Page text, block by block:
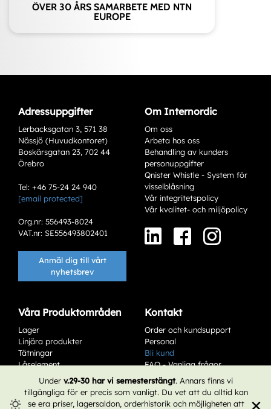
Under v.29-30 har vi semesterstängt. Annars finns vi
tillgängliga för er precis som vanligt. Du vet att du alltid kan
se era priser, lagersaldon, orderhistorik och möjligheten att
×
ÖVER 30 ÅRS SAMARBETE MED NTN
EUROPE
Varianter
Add to existing cart row
Add as new cart row
Adressuppgifter
Lerbacksgatan 3, 571 38
Nässjö (Huvudkontoret)
Boskärsgatan 23, 702 44
Örebro
Tel: +46 75-24 24 940
[email protected]
Org.nr: 556493-8024
VAT.nr: SE556493802401
Anmäl dig till vårt
nyhetsbrev
Om Internordic
Om oss
Arbeta hos oss
Behandling av kunders
personuppgifter
Qnister Whistle - System för
visselblåsning
Vår integritetspolicy
Vår kvalitet- och miljöpolicy
Våra Produktområden
Lager
Linjära produkter
Tätningar
Låselement
Service & Underhåll
Kontakt
Order och kundsupport
Personal
Bli kund
FAQ - Vanliga frågor
Affärsvillkor